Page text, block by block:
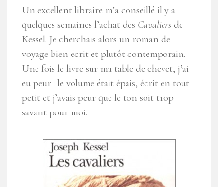
Un excellent libraire m’a conseillé il y a
quelques semaines l’achat des Cavaliers de
Kessel. Je cherchais alors un roman de
voyage bien écrit et plutôt contemporain.
Une fois le livre sur ma table de chevet, j’ai
eu peur : le volume était épais, écrit en tout
petit et j’avais peur que le ton soit trop
savant pour moi.